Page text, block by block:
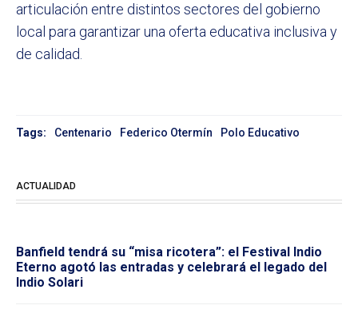
articulación entre distintos sectores del gobierno
local para garantizar una oferta educativa inclusiva y
de calidad.
Tags: Centenario Federico Otermín Polo Educativo
ACTUALIDAD
Banfield tendrá su “misa ricotera”: el Festival Indio
Eterno agotó las entradas y celebrará el legado del
Indio Solari